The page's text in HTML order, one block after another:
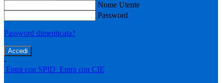
Nome Utente
Password
Password dimenticata?
-
Entra con SPID Entra con CIE